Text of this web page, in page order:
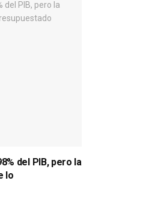
del PIB, pero la
lo